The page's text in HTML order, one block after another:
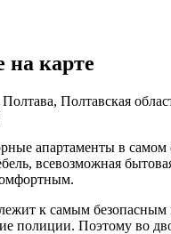
на карте
Полтавская
апартаменты в
всевозможная
к самым безопасным
полиции. Поэтому во